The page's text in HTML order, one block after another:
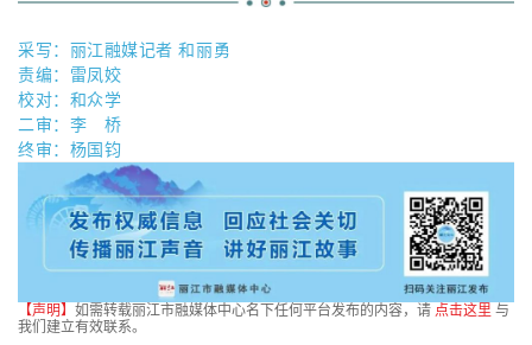
采写：丽江融媒记者 和丽勇
责编：雷凤姣
校对：和众学
二审：李 桥
终审：杨国钧
【声明】 如需转载丽江市融媒体中心名下任何平台发布的内容，请 点击这里 与
我们建立有效联系。